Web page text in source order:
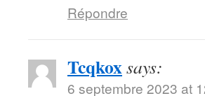
Répondre
Tcqkoxsays:
6 septembre 2023 at